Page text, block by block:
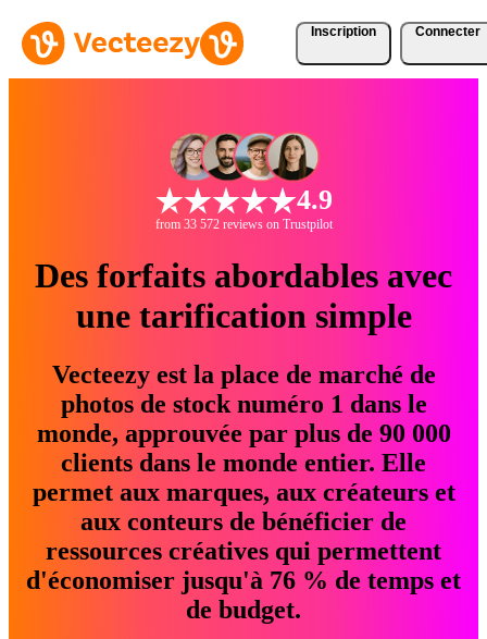
Inscription Connecter
4.9
from 33 572 reviews on Trustpilot
Des forfaits abordables avec
une tarification simple
Vecteezy est la place de marché de
photos de stock numéro 1 dans le
monde, approuvée par plus de 90 000
clients dans le monde entier. Elle
permet aux marques, aux créateurs et
aux conteurs de bénéficier de
ressources créatives qui permettent
d'économiser jusqu'à 76 % de temps et
de budget.